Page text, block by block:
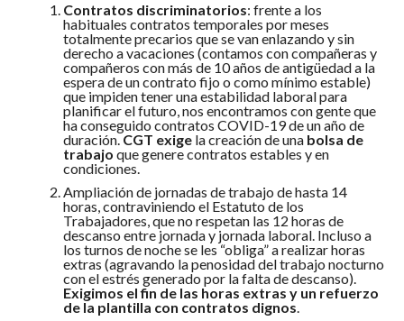
Contratos discriminatorios: frente a los
habituales contratos temporales por meses
totalmente precarios que se van enlazando y sin
derecho a vacaciones (contamos con compañeras y
compañeros con más de 10 años de antigüedad a la
espera de un contrato fijo o como mínimo estable)
que impiden tener una estabilidad laboral para
planificar el futuro, nos encontramos con gente que
ha conseguido contratos COVID-19 de un año de
duración. CGT exigela creación de una bolsa de
trabajo que genere contratos estables y en
condiciones.
Ampliación de jornadas de trabajo de hasta 14
horas, contraviniendo el Estatuto de los
Trabajadores, que no respetan las 12 horas de
descanso entre jornada y jornada laboral. Incluso a
los turnos de noche se les “obliga” a realizar horas
extras (agravando la penosidad del trabajo nocturno
con el estrés generado por la falta de descanso).
Exigimos el fin de las horas extras y un refuerzo
de la plantilla con contratos dignos.